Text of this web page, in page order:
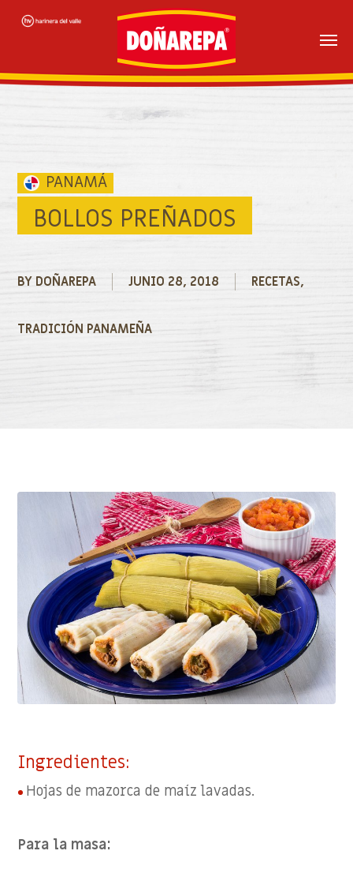
Skip
content
BOLLOS PREÑADOS
BY DOÑAREPA JUNIO 28, 2018 RECETAS,
TRADICIÓN PANAMEÑA
Ingredientes:
Hojas de mazorca de maíz lavadas.
Para la masa: